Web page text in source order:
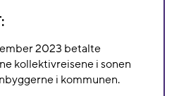
2023 betalte
kollektivreisene i sonen
i kommunen.